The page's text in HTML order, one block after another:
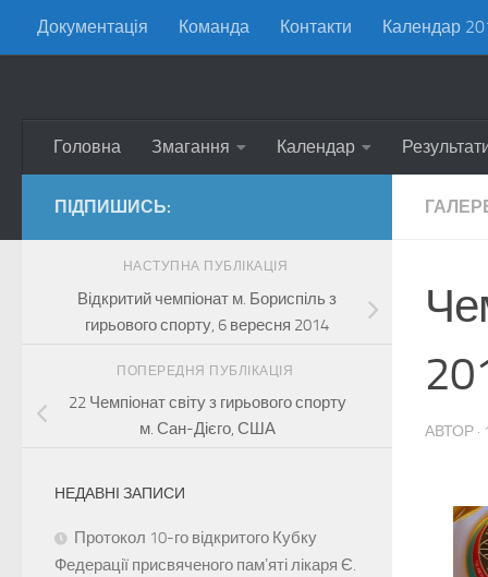
Skip to content
Документація Команда Контакти Календар
Головна Змагання Календар
АВТОР ·
ПІДПИШИСЬ:
НАСТУПНА ПУБЛІКАЦІЯ
Відкритий чемпіонат м. Бориспіль з
гирьового спорту, 6 вересня 2014
ПОПЕРЕДНЯ ПУБЛІКАЦІЯ
22 Чемпіонат світу з гирьового спорту
м. Сан-Дієго, США
НЕДАВНІ ЗАПИСИ
Протокол 10-го відкритого Кубку
Федерації присвяченого памʼяті лікаря Є.